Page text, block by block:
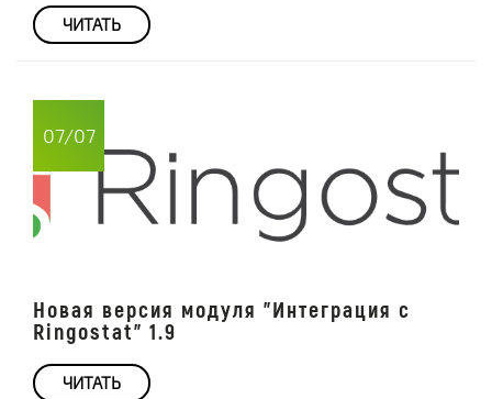
ЧИТАТЬ
07/07
Новая версия модуля "Интеграция с
Ringostat" 1.9
ЧИТАТЬ